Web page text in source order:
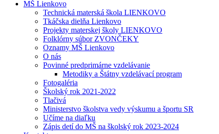
MŠ Lienkovo
Technická materská škola LIENKOVO
Tkáčska dielňa Lienkovo
Projekty materskej školy LIENKOVO
Folklórny súbor ZVONČEKY
Oznamy MŠ Lienkovo
O nás
Povinné predprimárne vzdelávanie
Metodiky a Štátny vzdelávací program
Fotogaléria
Školský rok 2021-2022
Tlačivá
Ministerstvo školstva vedy výskumu a športu SR
Učíme na diaľku
Zápis detí do MŠ na školský rok 2023-2024